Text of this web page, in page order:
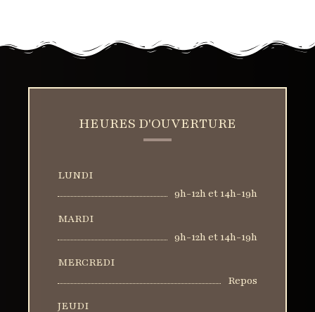
HEURES D'OUVERTURE
LUNDI
9h-12h et 14h-19h
MARDI
9h-12h et 14h-19h
MERCREDI
Repos
JEUDI